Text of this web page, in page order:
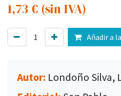
1,73 € (sin IVA)
Añadir a
Autor: Londoño Silva,